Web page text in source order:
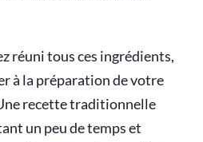
réuni tous ces ingrédients,
à la préparation de votre
recette traditionnelle
un peu de temps et